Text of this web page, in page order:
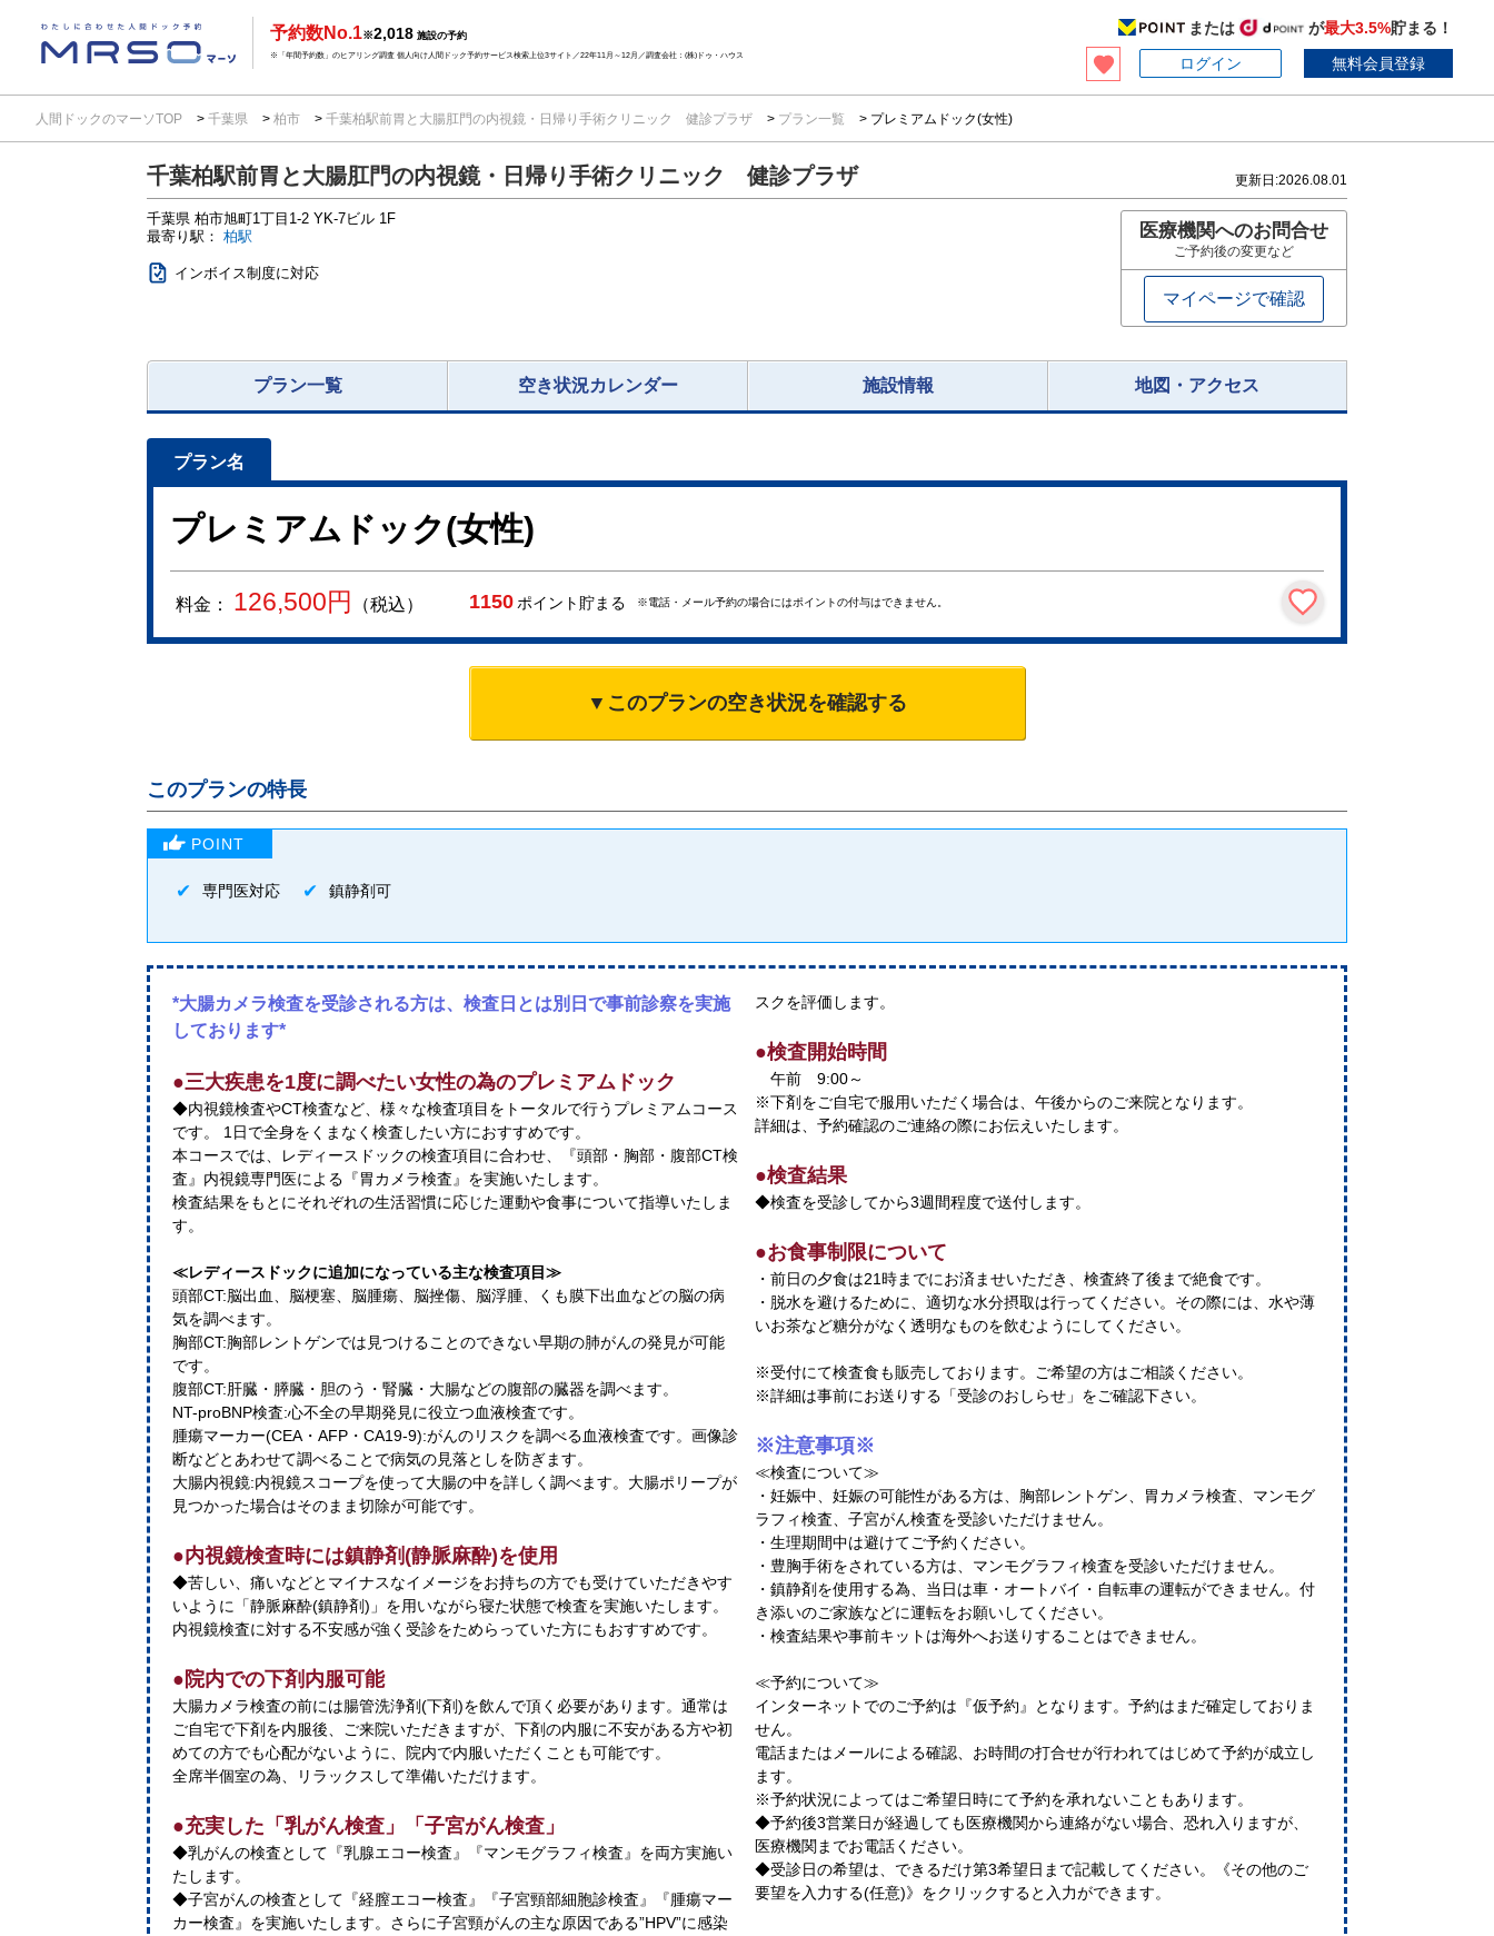
予約数No.1※2,018 施設の予約
※「年間予約数」のヒアリング調査 個人向け人間ドック予約サービス検索上位3サイト／22年11月～12月／調査会社：(株)ドゥ・ハウス
または が最大3.5%貯まる！
ログイン
無料会員登録
人間ドックのマーソTOP 千葉県 柏市 千葉柏駅前胃と大腸肛門の内視鏡・日帰り手術クリニック 健診プラザ プラン一覧 プレミアムドック(女性)
千葉柏駅前胃と大腸肛門の内視鏡・日帰り手術クリニック 健診プラザ 更新日:2026.08.01
千葉県 柏市旭町1丁目1-2 YK-7ビル 1F
最寄り駅： 柏駅
インボイス制度に対応
医療機関へのお問合せ
ご予約後の変更など
マイページで確認
プラン一覧 空き状況カレンダー 施設情報 地図・アクセス
プレミアムドック(女性)
料金： 126,500円 （税込） 1150 ポイント貯まる ※電話・メール予約の場合にはポイントの付与はできません。
▼このプランの空き状況を確認する
このプランの特長
専門医対応 鎮静剤可
*大腸カメラ検査を受診される方は、検査日とは別日で事前診察を実施
しております*
●三大疾患を1度に調べたい女性の為のプレミアムドック
◆内視鏡検査やCT検査など、様々な検査項目をトータルで行うプレミアムコース
です。 1日で全身をくまなく検査したい方におすすめです。
本コースでは、レディースドックの検査項目に合わせ、『頭部・胸部・腹部CT検
査』内視鏡専門医による『胃カメラ検査』を実施いたします。
検査結果をもとにそれぞれの生活習慣に応じた運動や食事について指導いたしま
す。
≪レディースドックに追加になっている主な検査項目≫
頭部CT:脳出血、脳梗塞、脳腫瘍、脳挫傷、脳浮腫、くも膜下出血などの脳の病
気を調べます。
胸部CT:胸部レントゲンでは見つけることのできない早期の肺がんの発見が可能
です。
腹部CT:肝臓・膵臓・胆のう・腎臓・大腸などの腹部の臓器を調べます。
NT-proBNP検査:心不全の早期発見に役立つ血液検査です。
腫瘍マーカー(CEA・AFP・CA19-9):がんのリスクを調べる血液検査です。画像診
断などとあわせて調べることで病気の見落としを防ぎます。
大腸内視鏡:内視鏡スコープを使って大腸の中を詳しく調べます。大腸ポリープが
見つかった場合はそのまま切除が可能です。
●内視鏡検査時には鎮静剤(静脈麻酔)を使用
◆苦しい、痛いなどとマイナスなイメージをお持ちの方でも受けていただきやす
いように「静脈麻酔(鎮静剤)」を用いながら寝た状態で検査を実施いたします。
内視鏡検査に対する不安感が強く受診をためらっていた方にもおすすめです。
●院内での下剤内服可能
大腸カメラ検査の前には腸管洗浄剤(下剤)を飲んで頂く必要があります。通常は
ご自宅で下剤を内服後、ご来院いただきますが、下剤の内服に不安がある方や初
めての方でも心配がないように、院内で内服いただくことも可能です。
全席半個室の為、リラックスして準備いただけます。
●充実した「乳がん検査」「子宮がん検査」
◆乳がんの検査として『乳腺エコー検査』『マンモグラフィ検査』を両方実施い
たします。
◆子宮がんの検査として『経膣エコー検査』『子宮頸部細胞診検査』『腫瘍マー
カー検査』を実施いたします。さらに子宮頸がんの主な原因である”HPV”に感染
スクを評価します。
●検査開始時間
午前 9:00～
※下剤をご自宅で服用いただく場合は、午後からのご来院となります。
詳細は、予約確認のご連絡の際にお伝えいたします。
●検査結果
◆検査を受診してから3週間程度で送付します。
●お食事制限について
・前日の夕食は21時までにお済ませいただき、検査終了後まで絶食です。
・脱水を避けるために、適切な水分摂取は行ってください。その際には、水や薄
いお茶など糖分がなく透明なものを飲むようにしてください。
※受付にて検査食も販売しております。ご希望の方はご相談ください。
※詳細は事前にお送りする「受診のおしらせ」をご確認下さい。
※注意事項※
≪検査について≫
・妊娠中、妊娠の可能性がある方は、胸部レントゲン、胃カメラ検査、マンモグ
ラフィ検査、子宮がん検査を受診いただけません。
・生理期間中は避けてご予約ください。
・豊胸手術をされている方は、マンモグラフィ検査を受診いただけません。
・鎮静剤を使用する為、当日は車・オートバイ・自転車の運転ができません。付
き添いのご家族などに運転をお願いしてください。
・検査結果や事前キットは海外へお送りすることはできません。
≪予約について≫
インターネットでのご予約は『仮予約』となります。予約はまだ確定しておりま
せん。
電話またはメールによる確認、お時間の打合せが行われてはじめて予約が成立し
ます。
※予約状況によってはご希望日時にて予約を承れないこともあります。
◆予約後3営業日が経過しても医療機関から連絡がない場合、恐れ入りますが、
医療機関までお電話ください。
◆受診日の希望は、できるだけ第3希望日まで記載してください。《その他のご
要望を入力する(任意)》をクリックすると入力ができます。